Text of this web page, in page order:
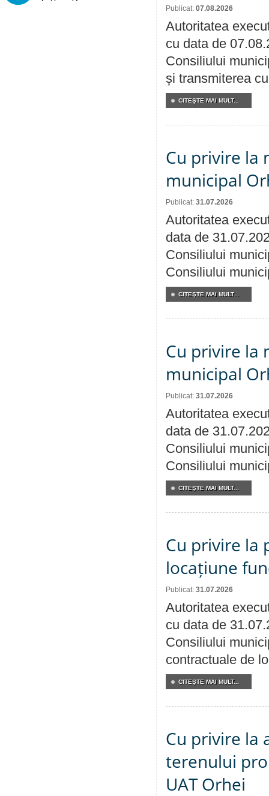
Publicat: 07.08.2026
Autoritatea
cu data de
Consiliului
și transmiterea
CITEŞTE MAI MULT...
Cu privire la
municipal
Publicat: 31.07.2026
Autoritatea
data de
Consiliului
Consiliului
CITEŞTE MAI MULT...
Cu privire la
municipal
Publicat: 31.07.2026
Autoritatea
data de
Consiliului
Consiliului
CITEŞTE MAI MULT...
Cu privire la
locațiune
Publicat: 31.07.2026
Autoritatea
cu data de
Consiliului
contractuale de
CITEŞTE MAI MULT...
Cu privire la
terenului
UAT Orhei